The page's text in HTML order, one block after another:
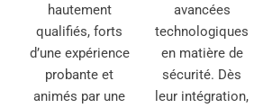
hautement
qualifiés, forts
d’une expérience
probante et
animés par une
avancées
technologiques
en matière de
sécurité. Dès
leur intégration,